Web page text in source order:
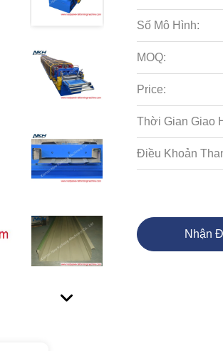
Số Mô Hình:
MOQ:
Price:
Thời Gian Giao
Điều Khoản
Nhận